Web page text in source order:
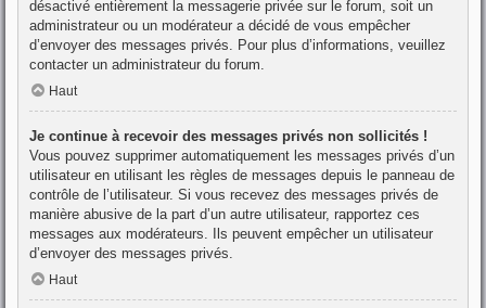
désactivé entièrement la messagerie privée sur le forum, soit un
administrateur ou un modérateur a décidé de vous empêcher
d’envoyer des messages privés. Pour plus d’informations, veuillez
contacter un administrateur du forum.
Haut
Je continue à recevoir des messages privés non sollicités !
Vous pouvez supprimer automatiquement les messages privés d’un
utilisateur en utilisant les règles de messages depuis le panneau de
contrôle de l’utilisateur. Si vous recevez des messages privés de
manière abusive de la part d’un autre utilisateur, rapportez ces
messages aux modérateurs. Ils peuvent empêcher un utilisateur
d’envoyer des messages privés.
Haut